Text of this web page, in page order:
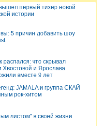
первый тизер новой
истории
5 причин добавить шоу
что скрывал
Хвостовой и Ярослава
вместе 9 лет
JAMALA и группа СКАЙ
рок-хитом
листом" в своей жизни